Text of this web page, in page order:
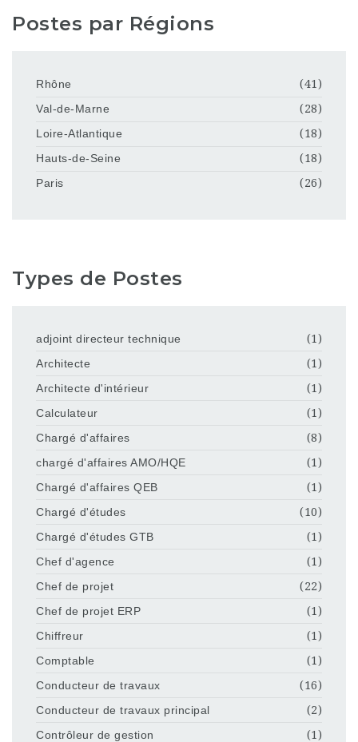
Postes par Régions
Rhône
(41)
Val-de-Marne
(28)
Loire-Atlantique
(18)
Hauts-de-Seine
(18)
Paris
(26)
Types de Postes
adjoint directeur technique
(1)
Architecte
(1)
Architecte d'intérieur
(1)
Calculateur
(1)
Chargé d'affaires
(8)
chargé d'affaires AMO/HQE
(1)
Chargé d'affaires QEB
(1)
Chargé d'études
(10)
Chargé d'études GTB
(1)
Chef d'agence
(1)
Chef de projet
(22)
Chef de projet ERP
(1)
Chiffreur
(1)
Comptable
(1)
Conducteur de travaux
(16)
Conducteur de travaux principal
(2)
Contrôleur de gestion
(1)